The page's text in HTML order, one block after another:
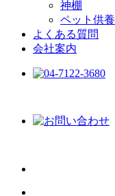
神棚
ペット供養
よくある質問
会社案内